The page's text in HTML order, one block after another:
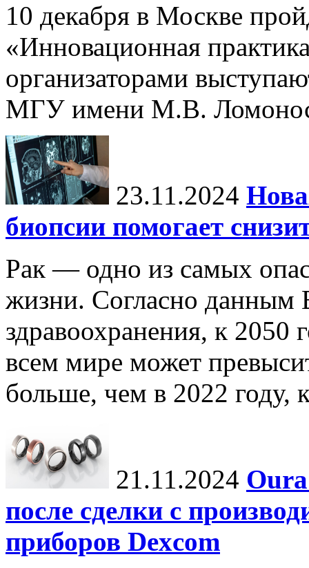
10 декабря в Москве
«Инновационная
организаторами
МГУ имени М.В.
23.11.2024
биопсии помогает
Рак — одно из самых
жизни. Согласно данным
здравоохранения, к 2050
всем мире может
больше, чем в 2022 году,
21.11.2024
после сделки с
приборов Dexcom